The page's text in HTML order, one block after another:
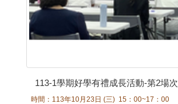
113-1學期好學有禮成長活動-第2場次
時間：113年10月23日 (三) 15：00~17：00